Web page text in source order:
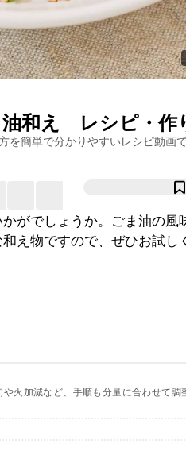
和え レシピ・作
を簡単で分かりやすいレシピ動画
がでしょうか。ごま油の風
え物ですので、ぜひお試し
火加減など、手順も分量に合わせて調